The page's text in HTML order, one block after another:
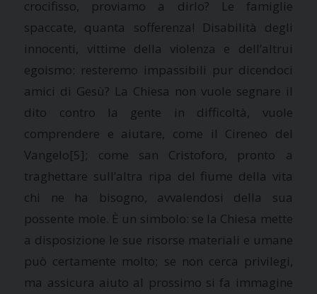
crocifisso, proviamo a dirlo? Le famiglie
spaccate, quanta sofferenza! Disabilità degli
innocenti, vittime della violenza e dell’altrui
egoismo: resteremo impassibili pur dicendoci
amici di Gesù? La Chiesa non vuole segnare il
dito contro la gente in difficoltà, vuole
comprendere e aiutare, come il Cireneo del
Vangelo[5]; come san Cristoforo, pronto a
traghettare sull’altra ripa del fiume della vita
chi ne ha bisogno, avvalendosi della sua
possente mole. È un simbolo: se la Chiesa mette
a disposizione le sue risorse materiali e umane
può certamente molto; se non cerca privilegi,
ma assicura aiuto al prossimo si fa immagine